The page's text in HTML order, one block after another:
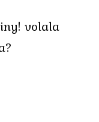
volala